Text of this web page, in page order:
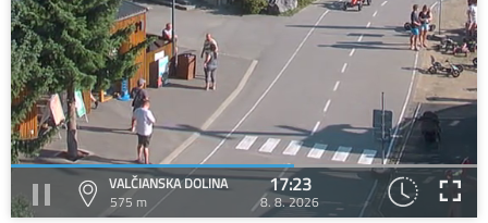
VALČIANSKA DOLINA
575 m
17:23
8. 8. 2026